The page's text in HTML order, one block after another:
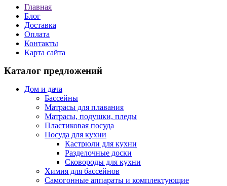
Главная
Блог
Доставка
Оплата
Контакты
Карта сайта
Каталог предложений
Дом и дача
Бассейны
Матрасы для плавания
Матрасы, подушки, пледы
Пластиковая посуда
Посуда для кухни
Кастрюли для кухни
Разделочные доски
Сковороды для кухни
Химия для бассейнов
Самогонные аппараты и комплектующие